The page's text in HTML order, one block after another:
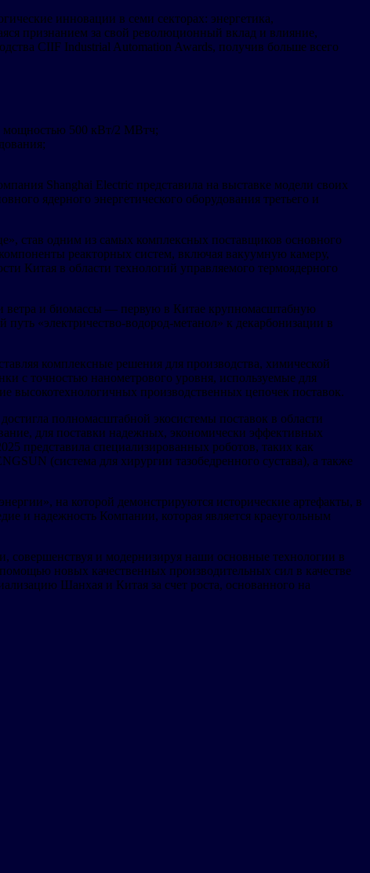
инновации в семи секторах: энергетика,
признанием за свой революционный вклад и влияние,
CIIF Industrial Automation Awards, получив больше всего
мощностью 500 кВт/2 МВтч;
Shanghai Electric представила на выставке модели своих
ядерного энергетического оборудования третьего и
став одним из самых комплексных поставщиков основного
реакторных систем, включая вакуумную камеру,
Китая в области технологий управляемого термоядерного
ветра и биомассы — первую в Китае крупномасштабную
«электричество-водород-метанол» к декарбонизации в
комплексные решения для производства, химической
с точностью нанометрового уровня, используемые для
высокотехнологичных производственных цепочек поставок.
полномасштабной экосистемы поставок в области
для поставки надежных, экономически эффективных
представила специализированных роботов, таких как
(система для хирургии тазобедренного сустава), а также
на которой демонстрируются исторические артефакты, в
и надежность Компании, которая является краеугольным
и модернизируя наши основные технологии в
новых качественных производительных сил в качестве
Шанхая и Китая за счет роста, основанного на